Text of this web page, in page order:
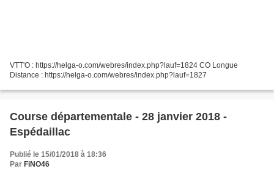
VTT'O : https://helga-o.com/webres/index.php?lauf=1824 CO Longue
Distance : https://helga-o.com/webres/index.php?lauf=1827
Course départementale - 28 janvier 2018 -
Espédaillac
Publié le 15/01/2018 à 18:36
Par FiNO46